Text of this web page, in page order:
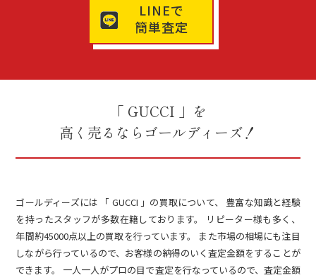
LINEで
簡単査定
「 GUCCI 」を
高く売るならゴールディーズ！
ゴールディーズには 「 GUCCI 」の買取について、 豊富な知識と経験
を持ったスタッフが多数在籍しております。 リピーター様も多く、
年間約45000点以上の買取を行っています。 また市場の相場にも注目
しながら行っているので、お客様の納得のいく査定金額をすることが
できます。 一人一人がプロの目で査定を行なっているので、査定金額